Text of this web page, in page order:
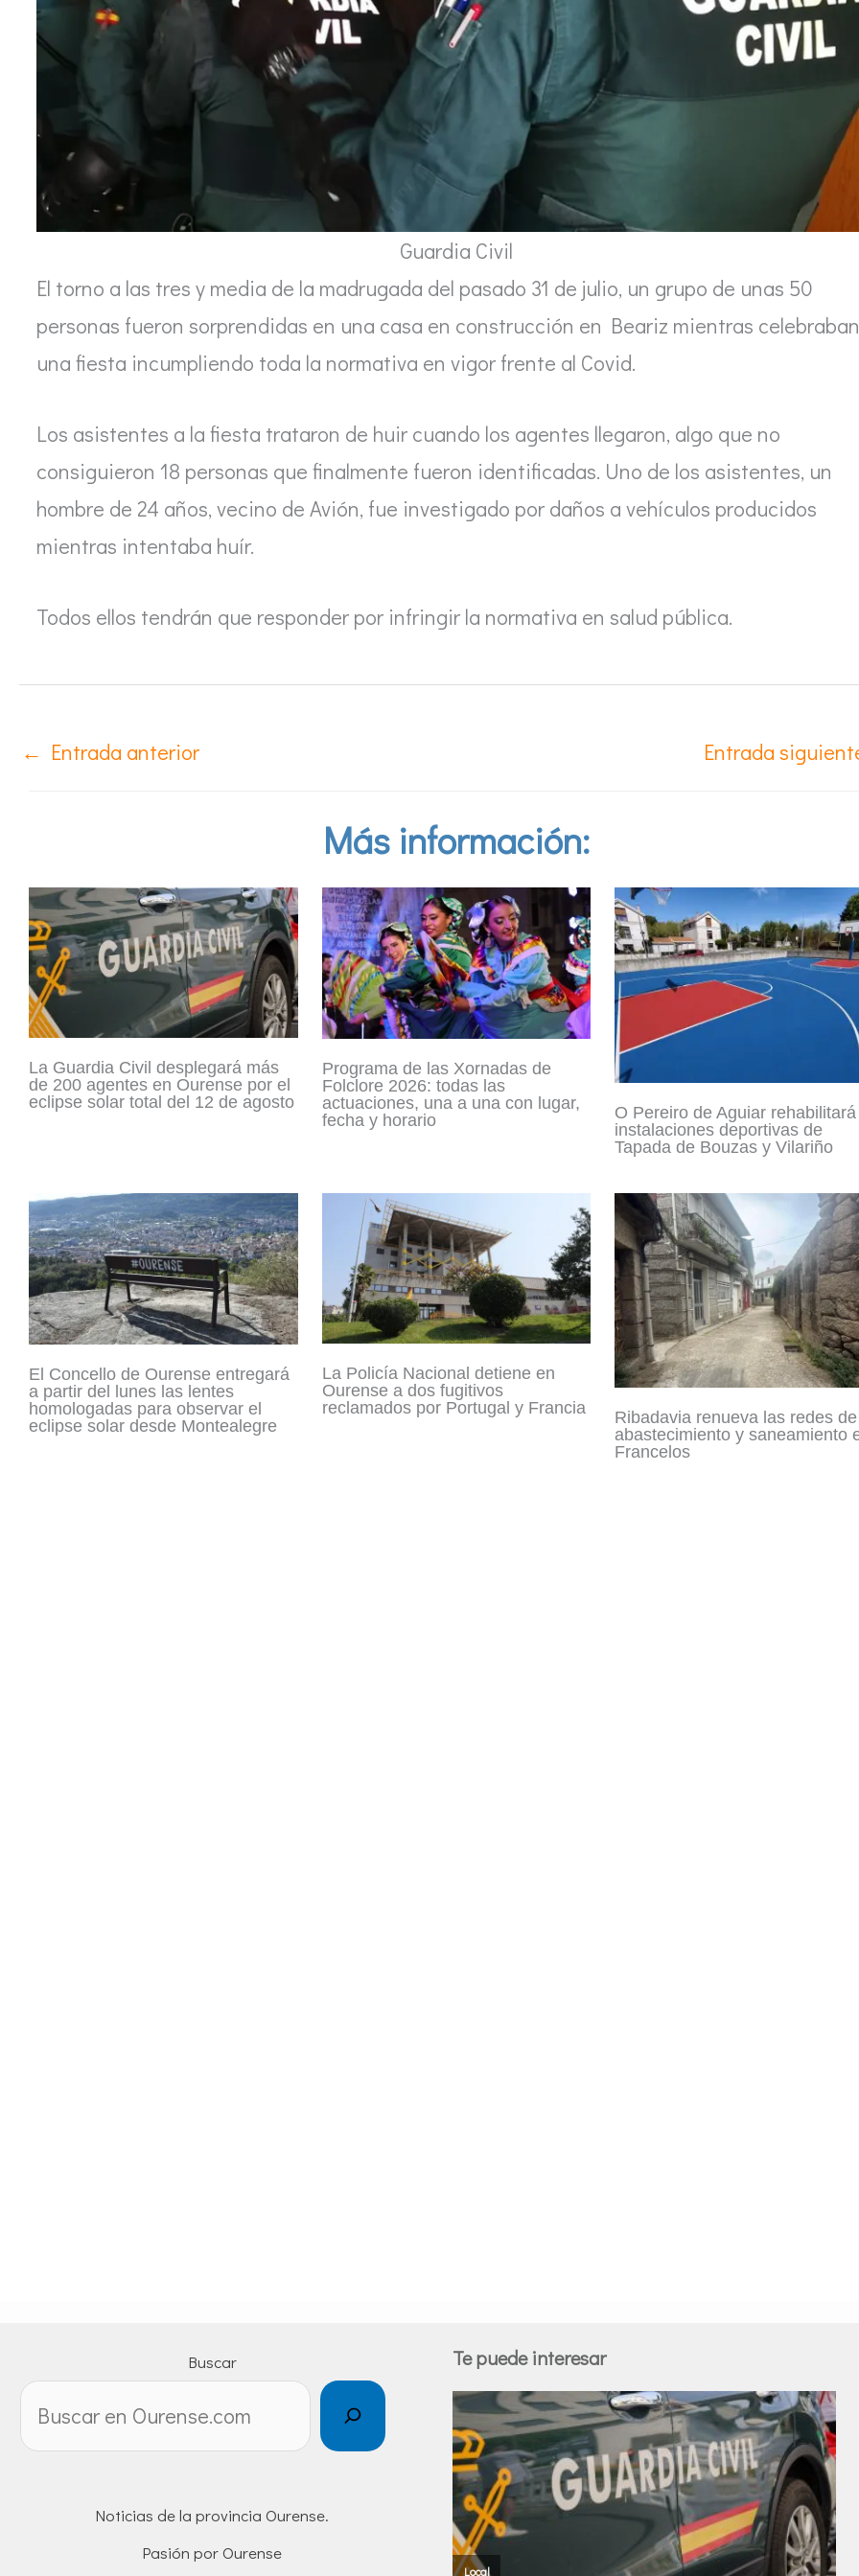
Guardia Civil
El torno a las tres y media de la madrugada del pasado 31 de julio, un grupo de unas 50
personas fueron sorprendidas en una casa en construcción en Beariz mientras celebraban
una fiesta incumpliendo toda la normativa en vigor frente al Covid.
Los asistentes a la fiesta trataron de huir cuando los agentes llegaron, algo que no
consiguieron 18 personas que finalmente fueron identificadas. Uno de los asistentes, un
hombre de 24 años, vecino de Avión, fue investigado por daños a vehículos producidos
mientras intentaba huír.
Todos ellos tendrán que responder por infringir la normativa en salud pública.
← Entrada anterior Entrada
Más información:
La Guardia Civil desplegará más
de 200 agentes en Ourense por el
eclipse solar total del 12 de agosto
Programa de las Xornadas de
Folclore 2026: todas las
actuaciones, una a una con lugar,
fecha y horario
O Pereiro de Aguiar
instalaciones deportivas de
Tapada de Bouzas y Vilariño
El Concello de Ourense entregará
a partir del lunes las lentes
homologadas para observar el
eclipse solar desde Montealegre
La Policía Nacional detiene en
Ourense a dos fugitivos
reclamados por Portugal y Francia
Ribadavia renueva las redes de
abastecimiento y saneamiento
Francelos
Buscar
Noticias de la provincia Ourense.
Pasión por Ourense
Te puede interesar